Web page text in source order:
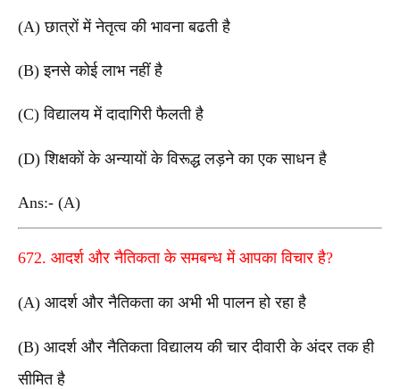
(A) छात्रों में नेतृत्व की भावना बढती है
(B) इनसे कोई लाभ नहीं है
(C) विद्यालय में दादागिरी फैलती है
(D) शिक्षकों के अन्यायों के विरूद्ध लड़ने का एक साधन है
Ans:- (A)
672. आदर्श और नैतिकता के समबन्ध में आपका विचार है?
(A) आदर्श और नैतिकता का अभी भी पालन हो रहा है
(B) आदर्श और नैतिकता विद्यालय की चार दीवारी के अंदर तक ही
सीमित है